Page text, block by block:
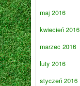
maj 2016
kwiecień 2016
marzec 2016
luty 2016
styczeń 2016